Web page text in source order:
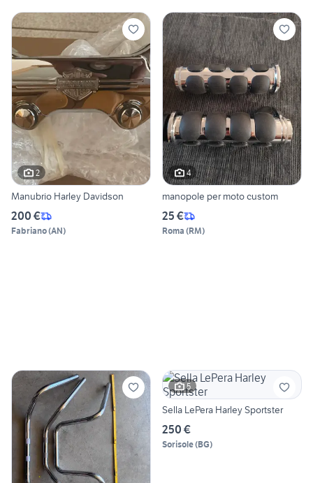
2
Manubrio Harley Davidson
200 €
Fabriano(AN)
4
manopole per moto custom
25 €
Roma (RM)
5
Sella LePera Harley Sportster
250 €
Sorisole(BG)